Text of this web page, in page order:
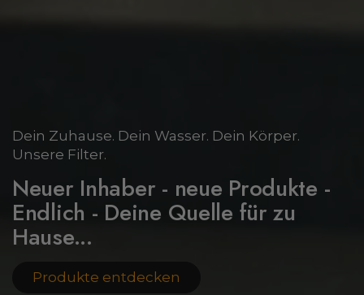
Dein Zuhause. Dein Wasser. Dein Körper.
Unsere Filter.
Neuer Inhaber - neue Produkte -
Endlich - Deine Quelle für zu
Hause...
Produkte entdecken